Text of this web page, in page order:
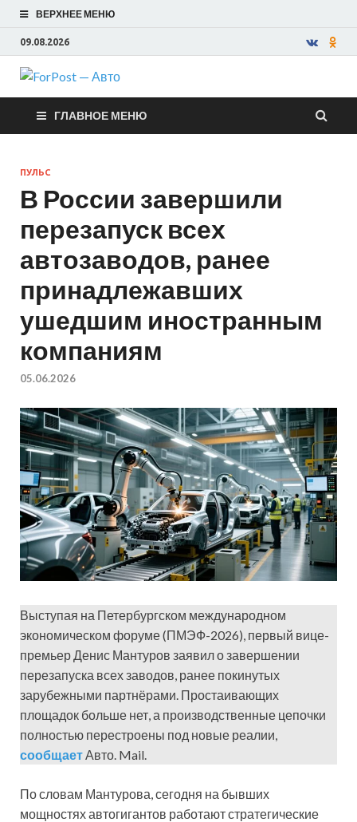
ВЕРХНЕЕ МЕНЮ
09.08.2026
ForPost —
Авто
ГЛАВНОЕ МЕНЮ
ПУЛЬС
В России завершили
перезапуск всех
автозаводов, ранее
принадлежавших
ушедшим иностранным
компаниям
05.06.2026
Выступая на Петербургском международном
экономическом форуме (ПМЭФ-2026), первый вице-
премьер Денис Мантуров заявил о завершении
перезапуска всех заводов, ранее покинутых
зарубежными партнёрами. Простаивающих
площадок больше нет, а производственные цепочки
полностью перестроены под новые реалии,
сообщаетАвто. Mail.
По словам Мантурова, сегодня на бывших
мощностях автогигантов работают стратегические